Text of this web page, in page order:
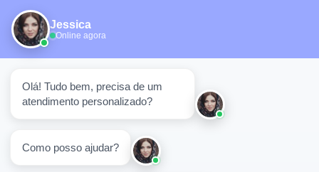
Jessica
Online agora
Olá! Tudo bem, precisa de um
atendimento personalizado?
Como posso ajudar?